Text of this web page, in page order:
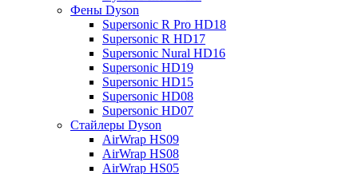
Фены Dyson
Supersonic R Pro HD18
Supersonic R HD17
Supersonic Nural HD16
Supersonic HD19
Supersonic HD15
Supersonic HD08
Supersonic HD07
Стайлеры Dyson
AirWrap HS09
AirWrap HS08
AirWrap HS05